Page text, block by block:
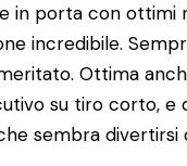
porta con ottimi
incredibile.
Ottima
su tiro corto, e
sembra divertirsi